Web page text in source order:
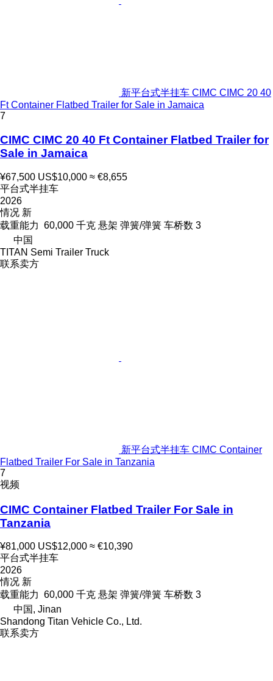
新平台式半挂车 CIMC CIMC 20 40
Ft Container Flatbed Trailer for Sale in Jamaica
7
CIMC CIMC 20 40 Ft Container Flatbed Trailer for
Sale in Jamaica
¥67,500 US$10,000 ≈ €8,655
平台式半挂车
2026
情况 新
载重能力 60,000 千克 悬架 弹簧/弹簧 车桥数 3
中国
TITAN Semi Trailer Truck
联系卖方
新平台式半挂车 CIMC Container
Flatbed Trailer For Sale in Tanzania
7
视频
CIMC Container Flatbed Trailer For Sale in
Tanzania
¥81,000 US$12,000 ≈ €10,390
平台式半挂车
2026
情况 新
载重能力 60,000 千克 悬架 弹簧/弹簧 车桥数 3
中国, Jinan
Shandong Titan Vehicle Co., Ltd.
联系卖方